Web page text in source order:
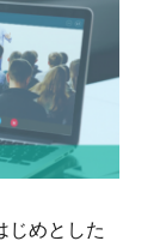
じめとした